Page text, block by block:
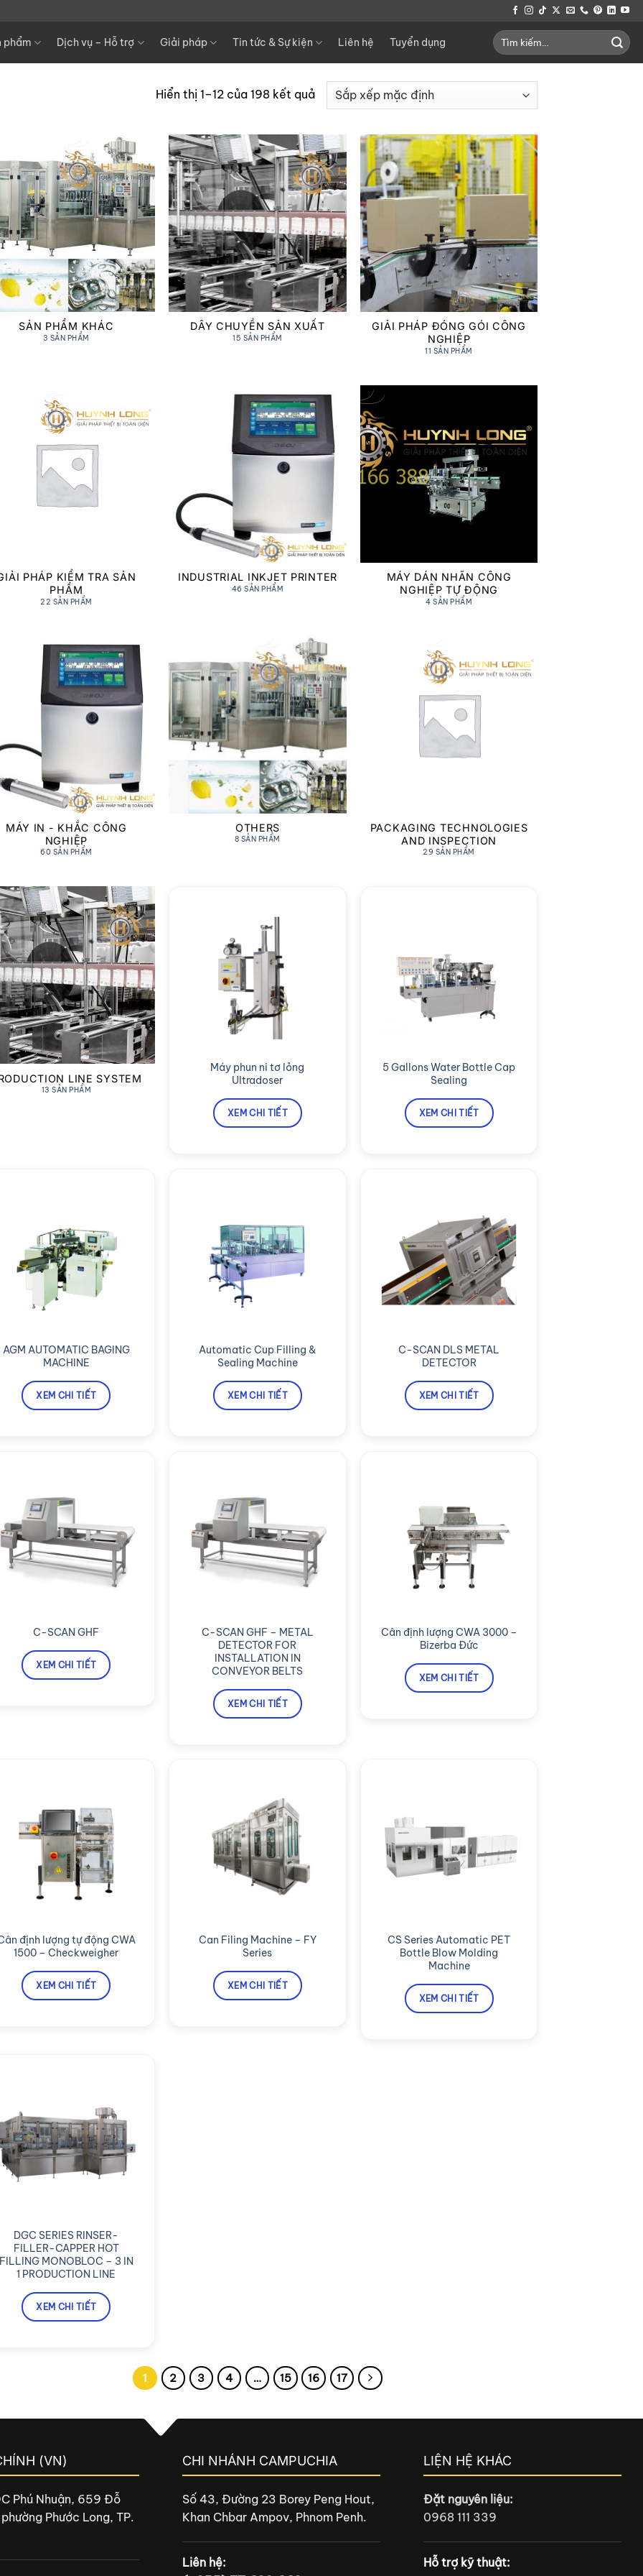
phẩm Dịch vụ – Hỗ trợ Giải pháp Tin tức & Sự kiện Liên hệ Tuyển dụng
Tìm
kiếm:
Hiển thị 1–12 của 198 kết quả
SẢN PHẨM KHÁC
3 SẢN PHẨM
DÂY CHUYỀN SẢN XUẤT
15 SẢN PHẨM
GIẢI PHÁP ĐÓNG GÓI CÔNG
NGHIỆP
11 SẢN PHẨM
PHÁP KIỂM TRA SẢN
PHẨM
22 SẢN PHẨM
INDUSTRIAL INKJET PRINTER
46 SẢN PHẨM
MÁY DÁN NHÃN CÔNG
NGHIỆP TỰ ĐỘNG
4 SẢN PHẨM
MÁY IN - KHẮC CÔNG
NGHIỆP
60 SẢN PHẨM
OTHERS
8 SẢN PHẨM
PACKAGING TECHNOLOGIES
AND INSPECTION
29 SẢN PHẨM
LINE SYSTEM
13 SẢN PHẨM
Máy phun ni tơ lỏng
Ultradoser
XEM CHI TIẾT
5 Gallons Water Bottle Cap
Sealing
XEM CHI TIẾT
AGM AUTOMATIC BAGING
MACHINE
XEM CHI TIẾT
Automatic Cup Filling &
Sealing Machine
XEM CHI TIẾT
C-SCAN DLS METAL
DETECTOR
XEM CHI TIẾT
C-SCAN GHF
XEM CHI TIẾT
C-SCAN GHF – METAL
DETECTOR FOR
INSTALLATION IN
CONVEYOR BELTS
XEM CHI TIẾT
Cân định lượng CWA 3000 –
Bizerba Đức
XEM CHI TIẾT
định lượng tự động CWA
1500 – Checkweigher
XEM CHI TIẾT
Can Filing Machine – FY
Series
XEM CHI TIẾT
CS Series Automatic PET
Bottle Blow Molding
Machine
XEM CHI TIẾT
DGC SERIES RINSER-
FILLER-CAPPER HOT
MONOBLOC – 3 IN
1 PRODUCTION LINE
XEM CHI TIẾT
1 2 3 4 … 15 16 17
(VN)
Phú Nhuận, 659 Đỗ
Phước Long, TP.
CHI NHÁNH CAMPUCHIA
Số 43, Đường 23 Borey Peng Hout,
Khan Chbar Ampov, Phnom Penh.
Liên hệ:
LIỆN HỆ KHÁC
Đặt nguyên liệu:
0968 111 339
Hỗ trợ kỹ thuật: